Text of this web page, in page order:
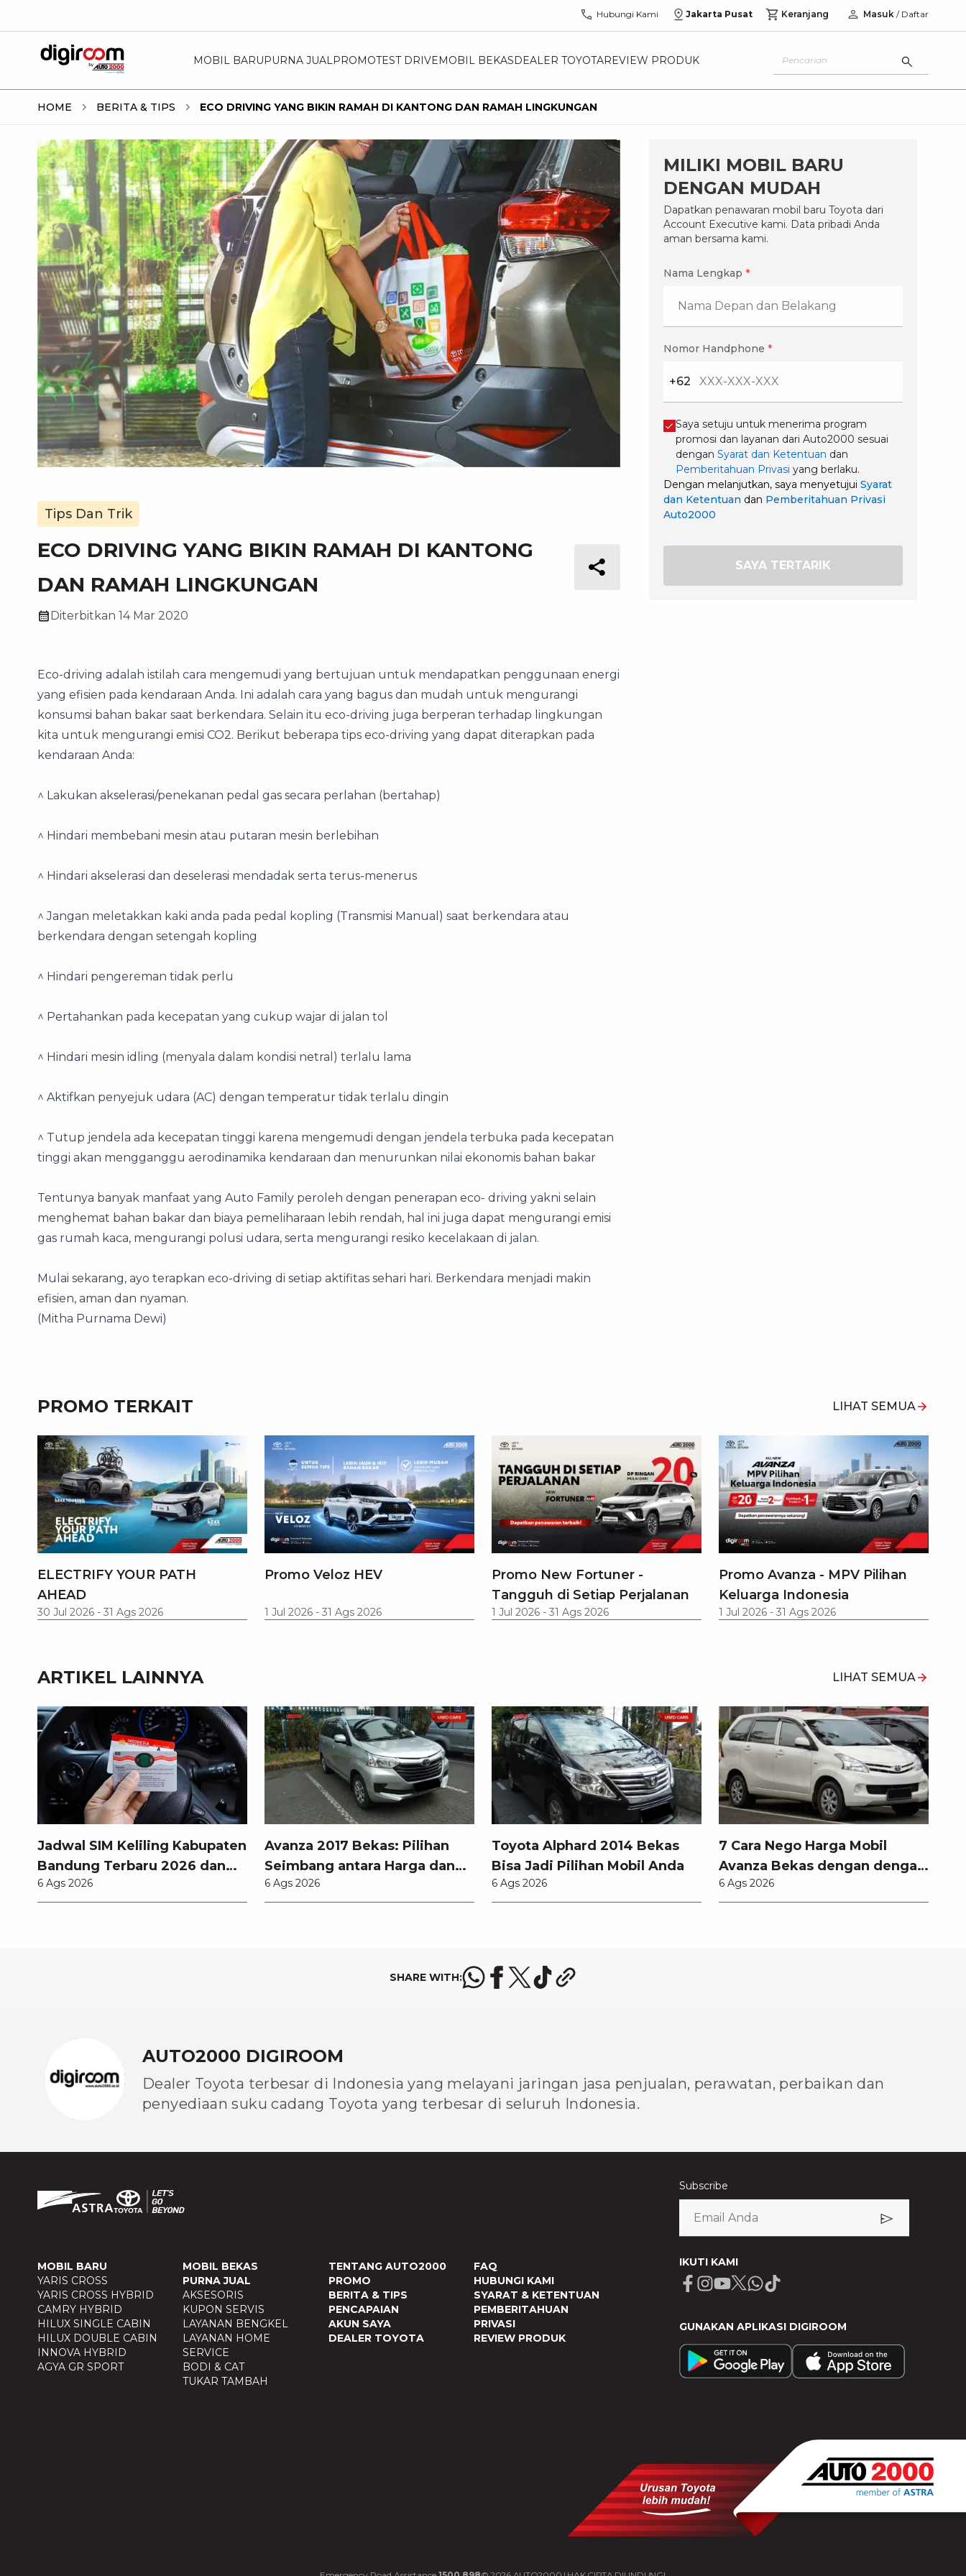
Hubungi Kami Jakarta Pusat Keranjang Masuk / Daftar
MOBIL BARUPURNA JUAL PROMOTEST DRIVEMOBIL BEKASDEALER TOYOTAREVIEW PRODUK
HOME BERITA & TIPS ECO DRIVING YANG BIKIN RAMAH DI KANTONG DAN RAMAH LINGKUNGAN
Tips Dan Trik
ECO DRIVING YANG BIKIN RAMAH DI KANTONG
DAN RAMAH LINGKUNGAN
Diterbitkan 14 Mar 2020
Eco-driving adalah istilah cara mengemudi yang bertujuan untuk mendapatkan penggunaan energi
yang efisien pada kendaraan Anda. Ini adalah cara yang bagus dan mudah untuk mengurangi
konsumsi bahan bakar saat berkendara. Selain itu eco-driving juga berperan terhadap lingkungan
kita untuk mengurangi emisi CO2. Berikut beberapa tips eco-driving yang dapat diterapkan pada
kendaraan Anda:
^ Lakukan akselerasi/penekanan pedal gas secara perlahan (bertahap)
^ Hindari membebani mesin atau putaran mesin berlebihan
^ Hindari akselerasi dan deselerasi mendadak serta terus-menerus
^ Jangan meletakkan kaki anda pada pedal kopling (Transmisi Manual) saat berkendara atau
berkendara dengan setengah kopling
^ Hindari pengereman tidak perlu
^ Pertahankan pada kecepatan yang cukup wajar di jalan tol
^ Hindari mesin idling (menyala dalam kondisi netral) terlalu lama
^ Aktifkan penyejuk udara (AC) dengan temperatur tidak terlalu dingin
^ Tutup jendela ada kecepatan tinggi karena mengemudi dengan jendela terbuka pada kecepatan
tinggi akan mengganggu aerodinamika kendaraan dan menurunkan nilai ekonomis bahan bakar
Tentunya banyak manfaat yang Auto Family peroleh dengan penerapan eco- driving yakni selain
menghemat bahan bakar dan biaya pemeliharaan lebih rendah, hal ini juga dapat mengurangi emisi
gas rumah kaca, mengurangi polusi udara, serta mengurangi resiko kecelakaan di jalan.
Mulai sekarang, ayo terapkan eco-driving di setiap aktifitas sehari hari. Berkendara menjadi makin
efisien, aman dan nyaman.
(Mitha Purnama Dewi)
MILIKI MOBIL BARU
DENGAN MUDAH
Dapatkan penawaran mobil baru Toyota dari
Account Executive kami. Data pribadi Anda
aman bersama kami.
Nama Lengkap *
Nomor Handphone *
+62
Saya setuju untuk menerima program
promosi dan layanan dari Auto2000 sesuai
dengan Syarat dan Ketentuan dan
Pemberitahuan Privasi yang berlaku.
Dengan melanjutkan, saya menyetujui Syarat
dan Ketentuan dan Pemberitahuan Privasi
Auto2000
SAYA TERTARIK
PROMO TERKAIT LIHAT SEMUA
ELECTRIFY YOUR PATH
AHEAD
30 Jul 2026 - 31 Ags 2026
Promo Veloz HEV
1 Jul 2026 - 31 Ags 2026
Promo New Fortuner -
Tangguh di Setiap Perjalanan
1 Jul 2026 - 31 Ags 2026
Promo Avanza - MPV Pilihan
Keluarga Indonesia
1 Jul 2026 - 31 Ags 2026
ARTIKEL LAINNYA LIHAT SEMUA
Jadwal SIM Keliling Kabupaten
Bandung Terbaru 2026 dan
Lokasinya
6 Ags 2026
Avanza 2017 Bekas: Pilihan
Seimbang antara Harga dan
Fitur Modern
6 Ags 2026
Toyota Alphard 2014 Bekas
Bisa Jadi Pilihan Mobil Anda
6 Ags 2026
7 Cara Nego Harga Mobil
Avanza Bekas dengan dengan
Teknik Jitu Anti Rugi!
6 Ags 2026
SHARE WITH:
AUTO2000 DIGIROOM
Dealer Toyota terbesar di Indonesia yang melayani jaringan jasa penjualan, perawatan, perbaikan dan
penyediaan suku cadang Toyota yang terbesar di seluruh Indonesia.
MOBIL BARU
YARIS CROSS
YARIS CROSS HYBRID
CAMRY HYBRID
HILUX SINGLE CABIN
HILUX DOUBLE CABIN
INNOVA HYBRID
AGYA GR SPORT
MOBIL BEKAS
PURNA JUAL
AKSESORIS
KUPON SERVIS
LAYANAN BENGKEL
LAYANAN HOME
SERVICE
BODI & CAT
TUKAR TAMBAH
TENTANG AUTO2000
PROMO
BERITA & TIPS
PENCAPAIAN
AKUN SAYA
DEALER TOYOTA
FAQ
HUBUNGI KAMI
SYARAT & KETENTUAN
PEMBERITAHUAN
PRIVASI
REVIEW PRODUK
Subscribe
IKUTI KAMI
Facebook
Instagram
Youtube
X Whatsapp
Tiktok
GUNAKAN APLIKASI DIGIROOM